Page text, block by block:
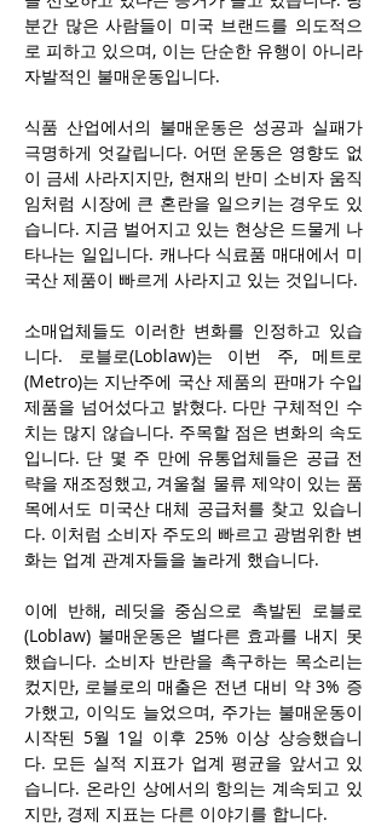
분간 많은 사람들이 미국 브랜드를 의도적으
로 피하고 있으며, 이는 단순한 유행이 아니라
자발적인 불매운동입니다.
식품 산업에서의 불매운동은 성공과 실패가
극명하게 엇갈립니다. 어떤 운동은 영향도 없
이 금세 사라지지만, 현재의 반미 소비자 움직
임처럼 시장에 큰 혼란을 일으키는 경우도 있
습니다. 지금 벌어지고 있는 현상은 드물게 나
타나는 일입니다. 캐나다 식료품 매대에서 미
국산 제품이 빠르게 사라지고 있는 것입니다.
소매업체들도 이러한 변화를 인정하고 있습
니다. 로블로(Loblaw)는 이번 주, 메트로
(Metro)는 지난주에 국산 제품의 판매가 수입
제품을 넘어섰다고 밝혔다. 다만 구체적인 수
치는 많지 않습니다. 주목할 점은 변화의 속도
입니다. 단 몇 주 만에 유통업체들은 공급 전
략을 재조정했고, 겨울철 물류 제약이 있는 품
목에서도 미국산 대체 공급처를 찾고 있습니
다. 이처럼 소비자 주도의 빠르고 광범위한 변
화는 업계 관계자들을 놀라게 했습니다.
이에 반해, 레딧을 중심으로 촉발된 로블로
(Loblaw) 불매운동은 별다른 효과를 내지 못
했습니다. 소비자 반란을 촉구하는 목소리는
컸지만, 로블로의 매출은 전년 대비 약 3% 증
가했고, 이익도 늘었으며, 주가는 불매운동이
시작된 5월 1일 이후 25% 이상 상승했습니
다. 모든 실적 지표가 업계 평균을 앞서고 있
습니다. 온라인 상에서의 항의는 계속되고 있
지만, 경제 지표는 다른 이야기를 합니다.